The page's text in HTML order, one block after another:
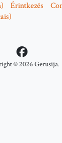
Érintkezés
© 2026 Gerusija.